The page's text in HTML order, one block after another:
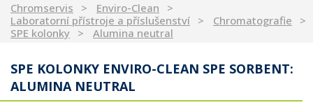
Chromservis
Enviro-Clean
Laboratorní přístroje a příslušenství
Chromatografie
SPE kolonky
Alumina neutral
SPE KOLONKY ENVIRO-CLEAN SPE SORBENT:
ALUMINA NEUTRAL